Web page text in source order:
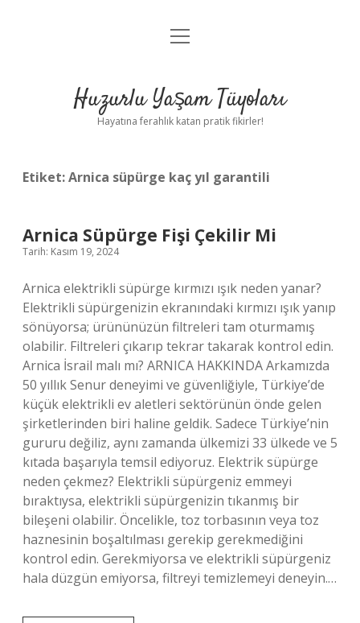
Anasayfa
Yasal Uyarı
menüyü
Huzurlu Yaşam Tüyoları
Hayatına ferahlık katan pratik fikirler!
Etiket:Arnica süpürge kaç yıl garantili
Arnica Süpürge Fişi Çekilir Mi
Tarih: Kasım 19, 2024
Arnica elektrikli süpürge kırmızı ışık neden yanar?
Elektrikli süpürgenizin ekranındaki kırmızı ışık yanıp
sönüyorsa; ürününüzün filtreleri tam oturmamış
olabilir. Filtreleri çıkarıp tekrar takarak kontrol edin.
Arnica İsrail malı mı? ARNICA HAKKINDA Arkamızda
50 yıllık Senur deneyimi ve güvenliğiyle, Türkiye’de
küçük elektrikli ev aletleri sektörünün önde gelen
şirketlerinden biri haline geldik. Sadece Türkiye’nin
gururu değiliz, aynı zamanda ülkemizi 33 ülkede ve 5
kıtada başarıyla temsil ediyoruz. Elektrik süpürge
neden çekmez? Elektrikli süpürgeniz emmeyi
bıraktıysa, elektrikli süpürgenizin tıkanmış bir
bileşeni olabilir. Öncelikle, toz torbasının veya toz
haznesinin boşaltılması gerekip gerekmediğini
kontrol edin. Gerekmiyorsa ve elektrikli süpürgeniz
hala düzgün emiyorsa, filtreyi temizlemeyi deneyin.…